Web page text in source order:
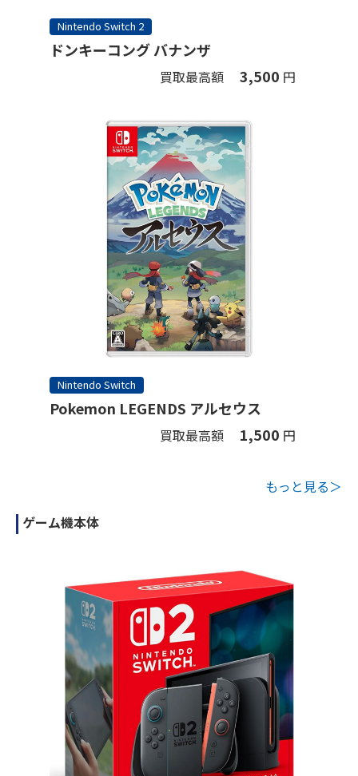
Nintendo Switch 2
ドンキーコング バナンザ
買取最高額 3,500 円
Nintendo Switch
Pokemon LEGENDS アルセウス
買取最高額 1,500 円
もっと見る＞
ゲーム機本体